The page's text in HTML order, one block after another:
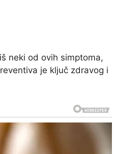
neki od ovih simptoma,
je ključ zdravog i